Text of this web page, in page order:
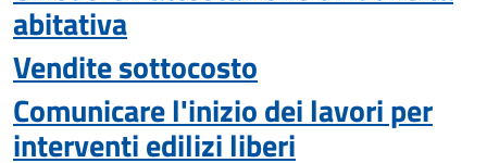
abitativa
Vendite sottocosto
Comunicare l'inizio dei lavori per
interventi edilizi liberi